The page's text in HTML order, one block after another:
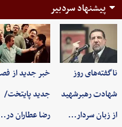
پیشنهاد سردبیر
ناگفته‌های روز
شهادت رهبرشهید
از زبان سردار…
خبر جدید از
جدید پایتخت/
رضا عطاران